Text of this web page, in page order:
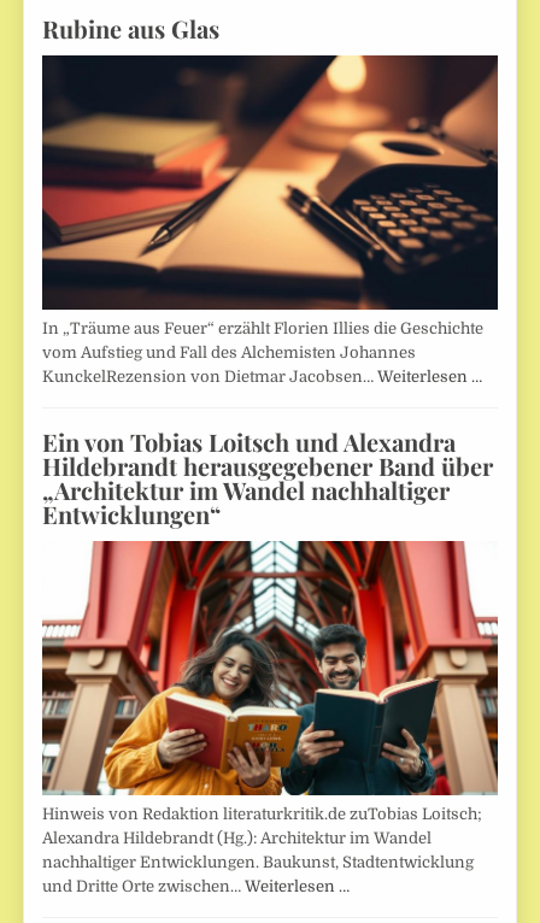
Rubine aus Glas
In „Träume aus Feuer“ erzählt Florien Illies die Geschichte
vom Aufstieg und Fall des Alchemisten Johannes
KunckelRezension von Dietmar Jacobsen…Weiterlesen …
Ein von Tobias Loitsch und Alexandra
Hildebrandt herausgegebener Band über
„Architektur im Wandel nachhaltiger
Entwicklungen“
Hinweis von Redaktion literaturkritik.de zuTobias Loitsch;
Alexandra Hildebrandt (Hg.): Architektur im Wandel
nachhaltiger Entwicklungen. Baukunst, Stadtentwicklung
und Dritte Orte zwischen…Weiterlesen …